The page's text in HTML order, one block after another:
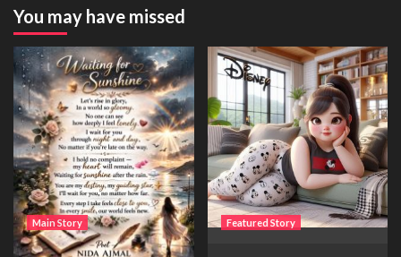
You may have missed
Main Story Featured Story